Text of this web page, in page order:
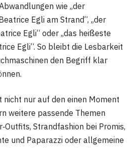
wie „der
Egli am Strand“, „der
Egli“ oder „das heißeste
Egli“. So bleibt die Lesbarkeit
den Begriff klar
nicht nur auf den einen Moment
weitere passende Themen
Strandfashion bei Promis,
und Paparazzi oder allgemeine